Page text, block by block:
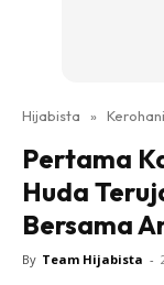
Hijabista »
Pertama
Huda
Bersama
By Team Hijabista -